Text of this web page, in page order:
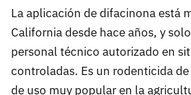
La aplicación de difacinona está
California desde hace años, y
personal técnico autorizado en
controladas. Es un rodenticida
de uso muy popular en la